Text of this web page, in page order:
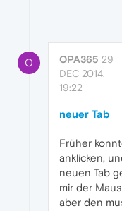
O OPA365 29
DEC 2014,
19:22
neuer Tab
Früher
anklicken,
neuen Tab
mir der
aber den